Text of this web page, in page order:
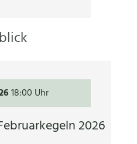
18:00 Uhr
2026